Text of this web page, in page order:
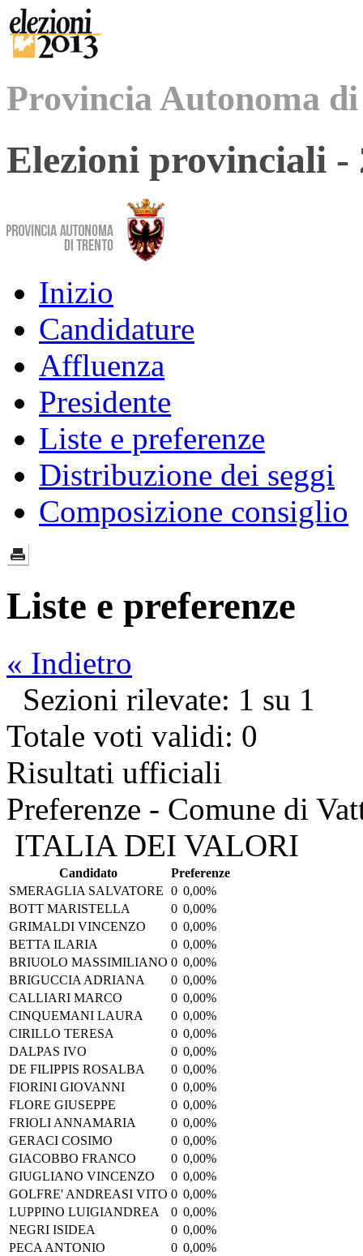
Provincia Autonoma
Elezioni provinciali -
Inizio
Candidature
Affluenza
Presidente
Liste e preferenze
Distribuzione dei seggi
Composizione consiglio
Liste e preferenze
« Indietro
Sezioni rilevate: 1 su 1
Totale voti validi: 0
Risultati ufficiali
Preferenze - Comune di
ITALIA DEI VALORI
Candidato
Preferenze
SMERAGLIA SALVATORE 0 0,00%
BOTT MARISTELLA
0 0,00%
GRIMALDI VINCENZO
0 0,00%
BETTA ILARIA
0 0,00%
BRIUOLO MASSIMILIANO 0 0,00%
BRIGUCCIA ADRIANA
0 0,00%
CALLIARI MARCO
0 0,00%
CINQUEMANI LAURA
0 0,00%
CIRILLO TERESA
0 0,00%
DALPAS IVO
0 0,00%
DE FILIPPIS ROSALBA
0 0,00%
FIORINI GIOVANNI
0 0,00%
FLORE GIUSEPPE
0 0,00%
FRIOLI ANNAMARIA
0 0,00%
GERACI COSIMO
0 0,00%
GIACOBBO FRANCO
0 0,00%
GIUGLIANO VINCENZO
0 0,00%
GOLFRE' ANDREASI VITO 0 0,00%
LUPPINO LUIGIANDREA
0 0,00%
NEGRI ISIDEA
0 0,00%
PECA ANTONIO
0 0,00%